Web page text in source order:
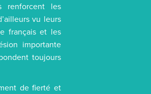
renforcent les
vu leurs
français et les
importante
toujours
de fierté et